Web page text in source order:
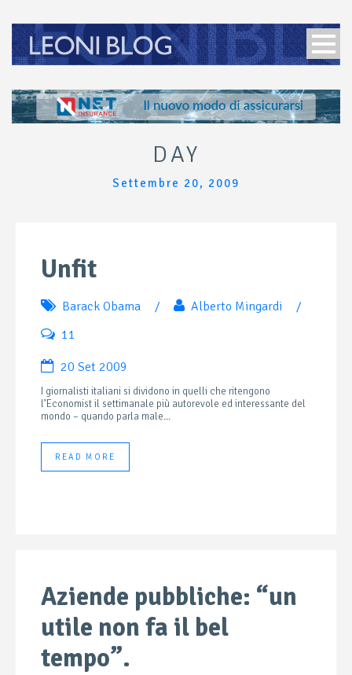
DAY
Settembre 20, 2009
Unfit
Barack Obama / Alberto Mingardi
/
11
20 Set 2009
I giornalisti italiani si dividono in quelli che ritengono
l’Economist il settimanale più autorevole ed interessante del
mondo – quando parla male...
READ MORE
Aziende pubbliche: “un
utile non fa il bel
tempo”.